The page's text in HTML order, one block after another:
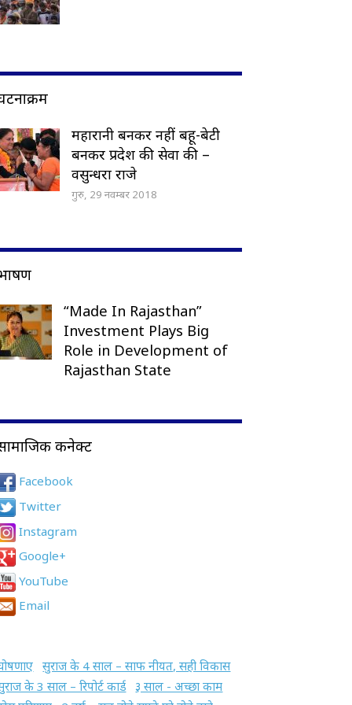
महारानी बनकर नहीं बहू-बेटी
बनकर प्रदेश की सेवा की –
वसुन्धरा राजे
गुरु, 29 नवम्बर 2018
“Made In Rajasthan”
Investment Plays Big
Role in Development of
Rajasthan State
कनेक्ट
Facebook
Twitter
Instagram
Google+
YouTube
Email
सुराज के 4 साल – साफ नीयत, सही विकास
के 3 साल – रिपोर्ट कार्ड
३ साल - अच्छा काम